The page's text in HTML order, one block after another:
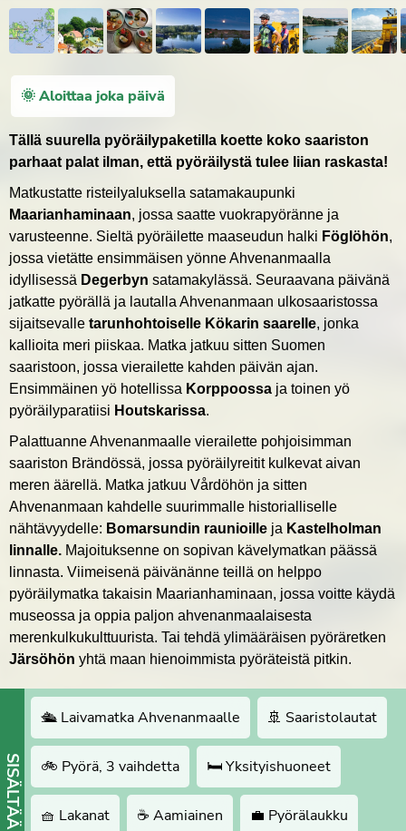
🌞 Aloittaa joka päivä
Tällä suurella pyöräilypaketilla koette koko saariston
parhaat palat ilman, että pyöräilystä tulee liian raskasta!
Matkustatte risteilyaluksella satamakaupunki
Maarianhaminaan, jossa saatte vuokrapyöränne ja
varusteenne. Sieltä pyöräilette maaseudun halki Föglöhön,
jossa vietätte ensimmäisen yönne Ahvenanmaalla
idyllisessä Degerbyn satamakylässä. Seuraavana päivänä
jatkatte pyörällä ja lautalla Ahvenanmaan ulkosaaristossa
sijaitsevalle tarunhohtoiselle Kökarin saarelle, jonka
kallioita meri piiskaa. Matka jatkuu sitten Suomen
saaristoon, jossa vierailette kahden päivän ajan.
Ensimmäinen yö hotellissa Korppoossa ja toinen yö
pyöräilyparatiisi Houtskarissa.
Palattuanne Ahvenanmaalle vierailette pohjoisimman
saariston Brändössä, jossa pyöräilyreitit kulkevat aivan
meren äärellä. Matka jatkuu Vårdöhön ja sitten
Ahvenanmaan kahdelle suurimmalle historialliselle
nähtävyydelle: Bomarsundin raunioille ja Kastelholman
linnalle. Majoituksenne on sopivan kävelymatkan päässä
linnasta. Viimeisenä päivänänne teillä on helppo
pyöräilymatka takaisin Maarianhaminaan, jossa voitte käydä
museossa ja oppia paljon ahvenanmaalaisesta
merenkulkukulttuurista. Tai tehdä ylimääräisen pyöräretken
Järsöhön yhtä maan hienoimmista pyöräteistä pitkin.
SISÄLTÄÄ
🛳 Laivamatka Ahvenanmaalle 🚢 Saaristolautat
🚲 Pyörä, 3 vaihdetta 🛏 Yksityishuoneet
🧺 Lakanat ☕️ Aamiainen 💼 Pyörälaukku